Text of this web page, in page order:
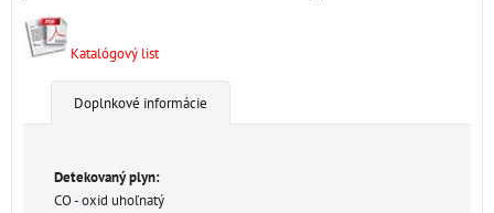
Katalógový list
Doplnkové informácie
Detekovaný plyn:
CO - oxid uhoľnatý